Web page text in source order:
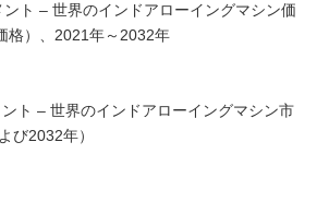
ト – 世界のインドアローイングマシン価
格）、2021年～2032年
ト – 世界のインドアローイングマシン市
び2032年）